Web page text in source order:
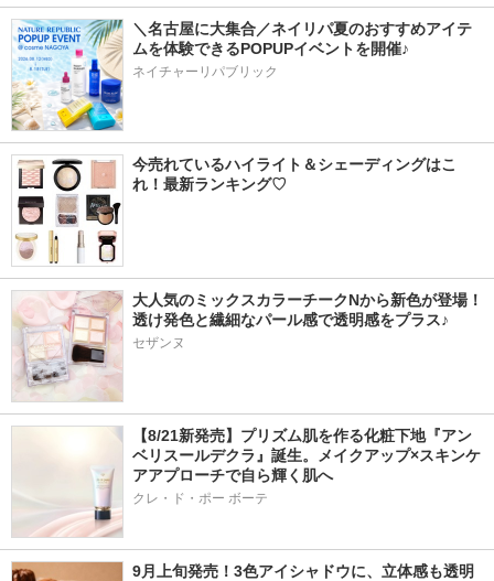
＼名古屋に大集合／ネイリパ夏のおすすめアイテ
ムを体験できるPOPUPイベントを開催♪
ネイチャーリパブリック
今売れているハイライト＆シェーディングはこ
れ！最新ランキング♡
大人気のミックスカラーチークNから新色が登場！
透け発色と繊細なパール感で透明感をプラス♪
セザンヌ
【8/21新発売】プリズム肌を作る化粧下地『アン
ベリスールデクラ』誕生。メイクアップ×スキンケ
アアプローチで自ら輝く肌へ
クレ・ド・ポー ボーテ
9月上旬発売！3色アイシャドウに、立体感も透明